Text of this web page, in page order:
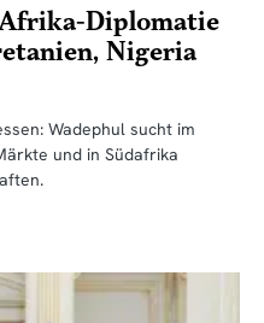
Diplomatie
Nigeria
Wadephul sucht im
und in Südafrika